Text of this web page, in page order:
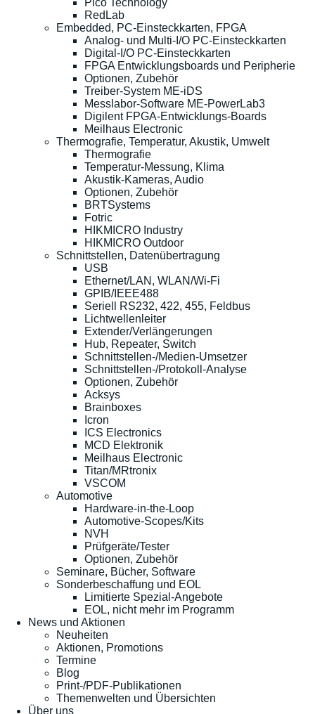
Pico Technology
RedLab
Embedded, PC-Einsteckkarten, FPGA
Analog- und Multi-I/O PC-Einsteckkarten
Digital-I/O PC-Einsteckkarten
FPGA Entwicklungsboards und Peripherie
Optionen, Zubehör
Treiber-System ME-iDS
Messlabor-Software ME-PowerLab3
Digilent FPGA-Entwicklungs-Boards
Meilhaus Electronic
Thermografie, Temperatur, Akustik, Umwelt
Thermografie
Temperatur-Messung, Klima
Akustik-Kameras, Audio
Optionen, Zubehör
BRTSystems
Fotric
HIKMICRO Industry
HIKMICRO Outdoor
Schnittstellen, Datenübertragung
USB
Ethernet/LAN, WLAN/Wi-Fi
GPIB/IEEE488
Seriell RS232, 422, 455, Feldbus
Lichtwellenleiter
Extender/Verlängerungen
Hub, Repeater, Switch
Schnittstellen-/Medien-Umsetzer
Schnittstellen-/Protokoll-Analyse
Optionen, Zubehör
Acksys
Brainboxes
Icron
ICS Electronics
MCD Elektronik
Meilhaus Electronic
Titan/MRtronix
VSCOM
Automotive
Hardware-in-the-Loop
Automotive-Scopes/Kits
NVH
Prüfgeräte/Tester
Optionen, Zubehör
Seminare, Bücher, Software
Sonderbeschaffung und EOL
Limitierte Spezial-Angebote
EOL, nicht mehr im Programm
News und Aktionen
Neuheiten
Aktionen, Promotions
Termine
Blog
Print-/PDF-Publikationen
Themenwelten und Übersichten
Über uns